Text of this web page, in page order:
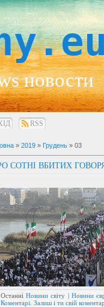
новости
RSS
» 2019 » Грудень » 03
СОТНІ ВБИТИХ
ОстанніНовини світу | Новини
Коментарі. Залиш і ти свій